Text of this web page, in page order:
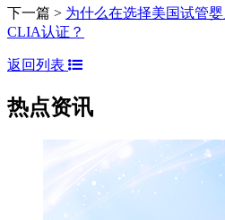
下一篇 > 为什么在选择美国试管
CLIA认证？
返回列表
热点资讯